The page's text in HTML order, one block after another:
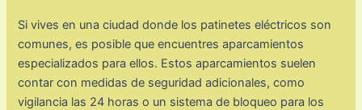
Si vives en una ciudad donde los patinetes eléctricos son
comunes, es posible que encuentres aparcamientos
especializados para ellos. Estos aparcamientos suelen
contar con medidas de seguridad adicionales, como
vigilancia las 24 horas o un sistema de bloqueo para los